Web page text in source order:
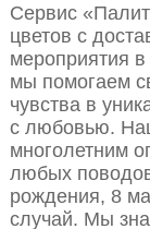
Сервис
цветов с
мероприятия
мы помогаем
чувства в
с любовью.
многолетним
любых
рождения, 8
случай. Мы